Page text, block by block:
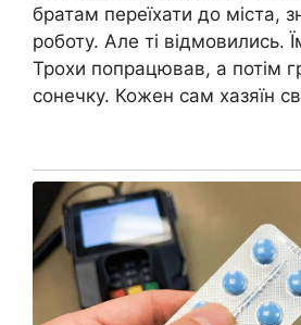
братам переїхати до міста,
роботу. Але ті відмовились.
Трохи попрацював, а потім
сонечку. Кожен сам хазяїн